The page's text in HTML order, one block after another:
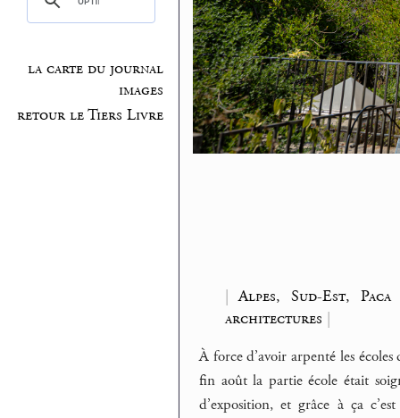
la carte du journal
images
retour le Tiers Livre
|Alpes, Sud-Est, Paca
architectures |
À force d’avoir arpenté les
fin août la partie école était
d’exposition, et grâce à ça